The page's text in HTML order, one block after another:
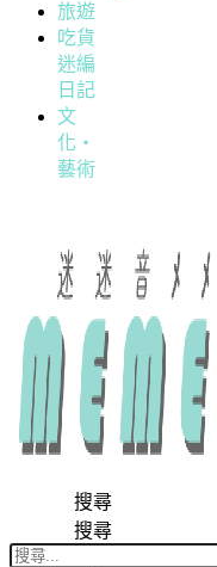
旅遊
吃貨
迷編
日記
文
化・
藝術
搜尋
搜尋